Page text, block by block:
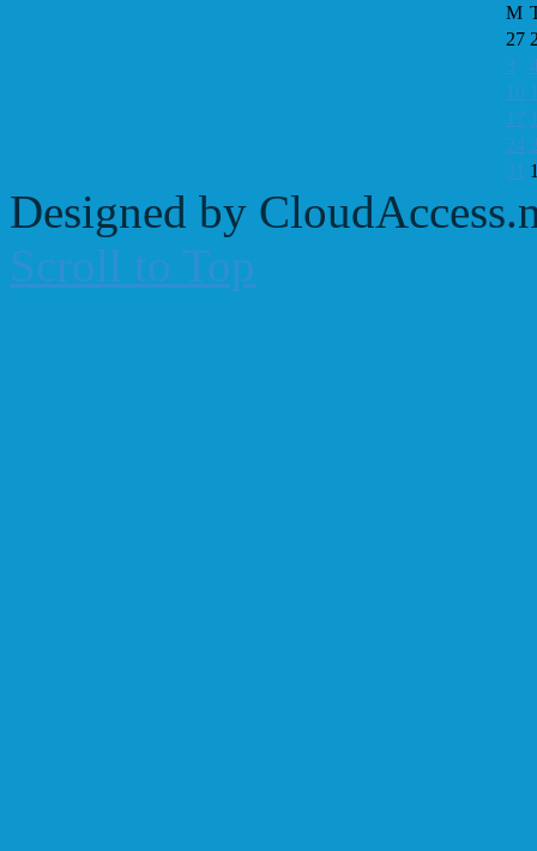
M
27
3
10
17
24
31
Designed by
Scroll to Top